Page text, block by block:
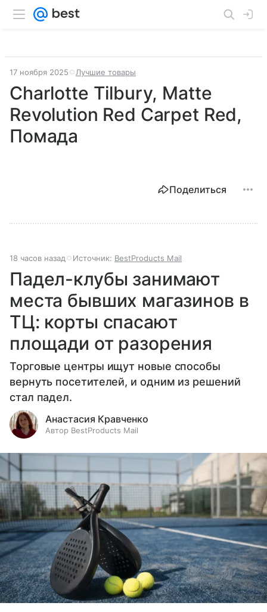
17 ноября 2025 Лучшие товары
Charlotte Tilbury, Matte
Revolution Red Carpet Red,
Помада
Поделиться
18 часов назад Источник: BestProducts Mail
Падел-клубы занимают
места бывших магазинов в
ТЦ: корты спасают
площади от разорения
Торговые центры ищут новые способы
вернуть посетителей, и одним из решений
стал падел.
Анастасия Кравченко
Автор BestProducts Mail